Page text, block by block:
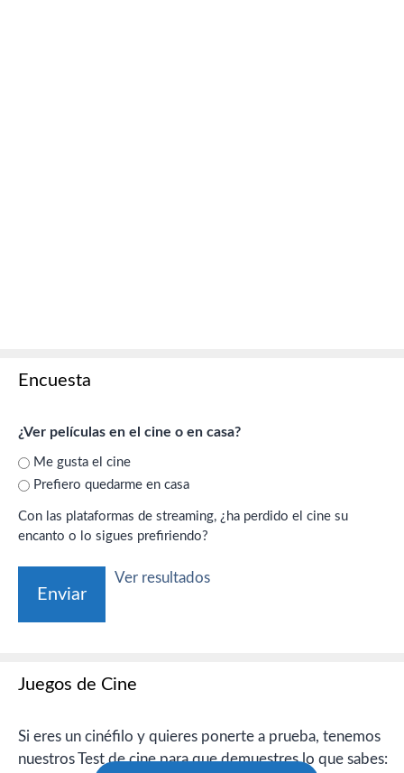
Encuesta
¿Ver películas en el cine o en casa?
Me gusta el cine
Prefiero quedarme en casa
Con las plataformas de streaming, ¿ha perdido el cine su
encanto o lo sigues prefiriendo?
Ver resultados
Juegos de Cine
Si eres un cinéfilo y quieres ponerte a prueba, tenemos
nuestros Test de cine para que demuestres lo que sabes: